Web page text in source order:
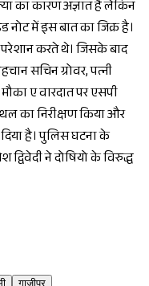
का कारण अज्ञात है लेकिन
नोट में इस बात का जिक्र है।
परेशान करते थे। जिसके बाद
सचिन ग्रोवर, पत्नी
ए वारदात पर एसपी
का निरीक्षण किया और
है। पुलिस घटना के
ने दोषियो के विरुद्ध
गाजीपुर